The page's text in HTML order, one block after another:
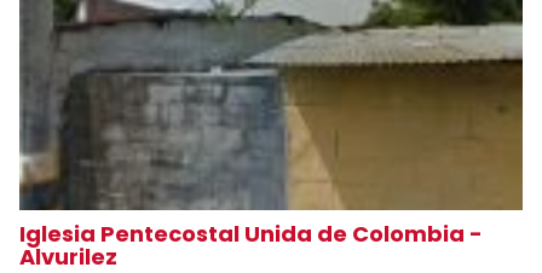
Iglesia Pentecostal Unida de Colombia -
Alvurilez